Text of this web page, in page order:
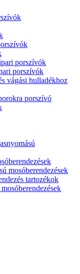
porszívók
porszívók
vágási hulladékhoz
porszívó
mosóberendezések
tartozékok